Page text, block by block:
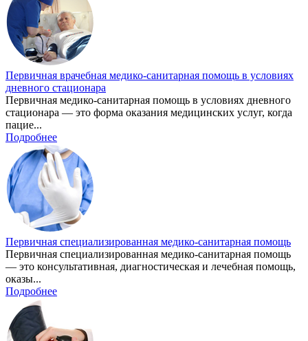
Первичная врачебная медико-санитарная помощь в условиях
дневного стационара
Первичная медико-санитарная помощь в условиях дневного
стационара — это форма оказания медицинских услуг, когда
пацие...
Подробнее
Первичная специализированная медико-санитарная помощь
Первичная специализированная медико-санитарная помощь
— это консультативная, диагностическая и лечебная помощь,
оказы...
Подробнее